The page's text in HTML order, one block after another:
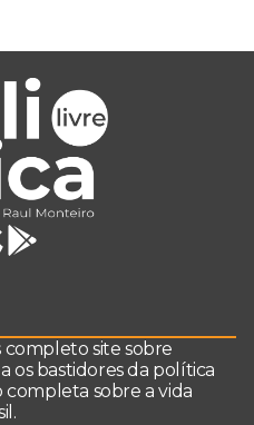
completo site sobre
os bastidores da política
completa sobre a vida